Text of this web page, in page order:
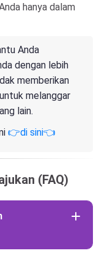
hanya dalam
Anda
dengan lebih
memberikan
melanggar
lain.
👉di sini👈
(FAQ)